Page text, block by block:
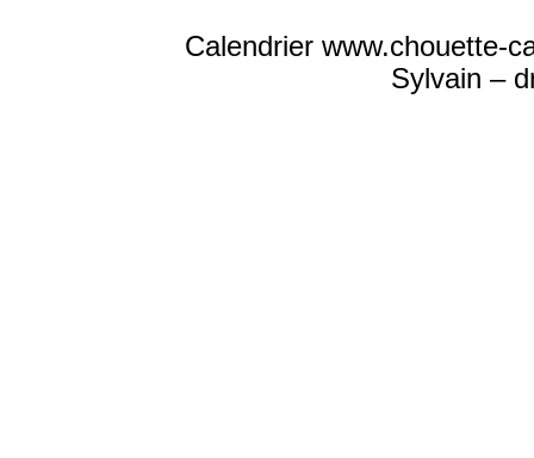
Calendrier www.chouette-
Sylvain –